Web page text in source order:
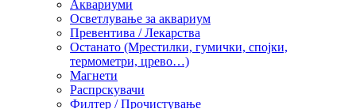
Аквариуми
Осветлување за аквариум
Превентива / Лекарства
Останато (Мрестилки, гумички, спојки,
термометри, црево…)
Магнети
Распрскувачи
Филтер / Прочистување